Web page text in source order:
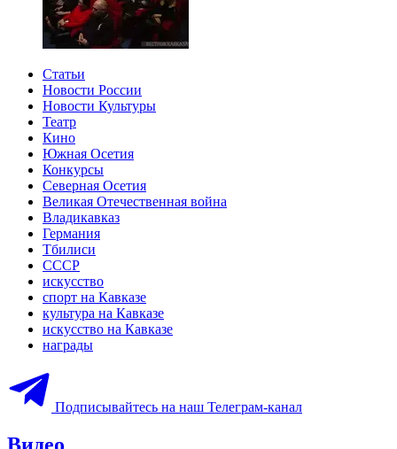
Статьи
Новости России
Новости Культуры
Театр
Кино
Южная Осетия
Конкурсы
Северная Осетия
Великая Отечественная война
Владикавказ
Германия
Тбилиси
СССР
искусство
спорт на Кавказе
культура на Кавказе
искусство на Кавказе
награды
Подписывайтесь на наш Телеграм-канал